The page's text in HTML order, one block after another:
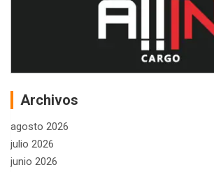
Archivos
agosto 2026
julio 2026
junio 2026